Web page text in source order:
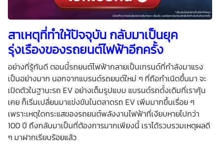
สาเหตุที่ทำให้ปัจจุบัน กลับมาเป็นยุค
รุ่งเรืองของรถยนต์ไฟฟ้าอีกครั้ง
อย่างที่รู้กันดี ตอนนี้รถยนต์ไฟฟ้ากลายเป็นเทรนด์ที่กำลังมาแรง
เป็นอย่างมาก นอกจากแบรนด์รถยนต์ใหม่ ๆ ที่ถือกำเนิดขึ้นมา จะ
เปิดตัวในฐานะรถ EV อย่างเต็มรูปแบบ แบรนด์รถดั้งเดิมที่เราคุ้น
เคย ก็เริ่มเปลี่ยนมาแข่งขันในตลาดรถ EV เพิ่มมากขึ้นเรื่อย ๆ
เพราะเหตุใดกระแสของรถยนต์พลังงานไฟฟ้าที่เงียบหายไปกว่า
100 ปี ถึงกลับมาเป็นที่ต้องการมากเพียงนี้ เราได้รวบรวมเหตุผลดี
ๆ มาฝากเรียบร้อยแล้ว